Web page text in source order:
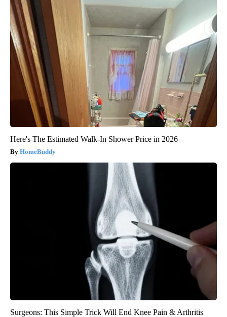
Here's The Estimated Walk-In Shower Price in 2026
HomeBuddy
Surgeons: This Simple Trick Will End Knee Pain & Arthritis